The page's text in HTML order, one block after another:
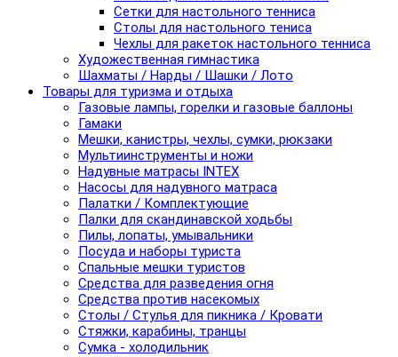
Сетки для настольного тенниса
Столы для настольного тениса
Чехлы для ракеток настольного тенниса
Художественная гимнастика
Шахматы / Нарды / Шашки / Лото
Товары для туризма и отдыха
Газовые лампы, горелки и газовые баллоны
Гамаки
Мешки, канистры, чехлы, сумки, рюкзаки
Мультиинструменты и ножи
Надувные матрасы INTEX
Насосы для надувного матраса
Палатки / Комплектующие
Палки для скандинавской ходьбы
Пилы, лопаты, умывальники
Посуда и наборы туриста
Спальные мешки туристов
Средства для разведения огня
Средства против насекомых
Столы / Стулья для пикника / Кровати
Стяжки, карабины, транцы
Сумка - холодильник